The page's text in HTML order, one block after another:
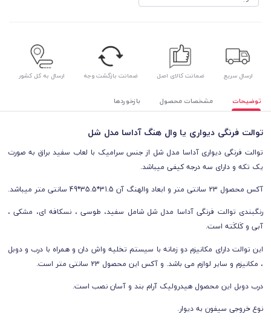
ارسال سریع ضمانت کالای اصل ضمانت بازگشت وجه ارسال به کل کشور
توضیحات مشخصات محصول بازخوردها
توالت فرنگی دیواری یا وال هنگ آداسا مدل شل
توالت فرنگی دیواری آداسا مدل شل از جنس سرامیک با لعاب سفید براق به صورت
یک تکه و دارای سه درجه کیفی میباشد.
آکس محصول 23 سانتی متر و ابعاد والهنگ آن 31.5*35.5*49 سانتی متر میباشد.
رنگبندی توالت فرنگی آداسا مدل شل شامل سفید، طوسی ، نسکافه ای، مشکی ،
آبی و کَلکَته است.
این توالت دارای مکانیزم دو زمانه با سیستم تخلیه واش دان و همراه با درب و دوبل
، مکانیزم و سایر لوازم می باشد. و آکس این محصول 23 سانتی متر است.
درب دوبل این محصول هیدرولیک آرام بند و آسان نصب است.
نوع خروجی سیفون به دیوار.